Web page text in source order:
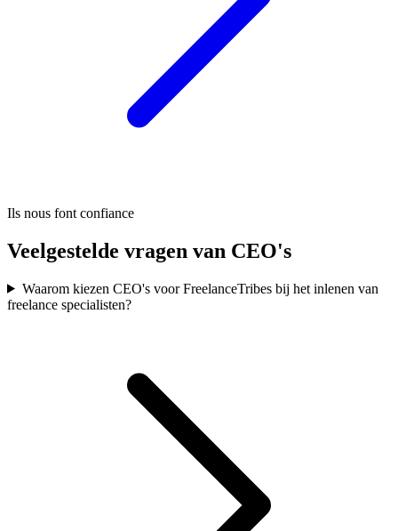
Ils nous font confiance
Veelgestelde vragen van CEO's
Waarom kiezen CEO's voor FreelanceTribes bij het inlenen van
freelance specialisten?